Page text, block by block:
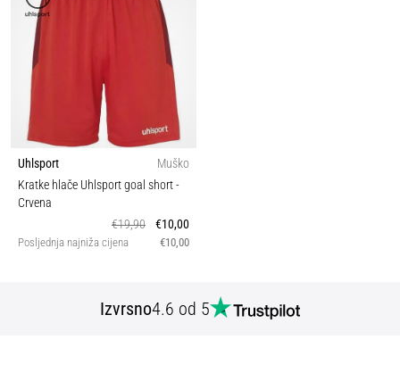
Uhlsport
Muško
Kratke hlače Uhlsport goal short-
Crvena
€19,90
€10,00
Posljednja najniža cijena €10,00
Izvrsno4.6 od 5